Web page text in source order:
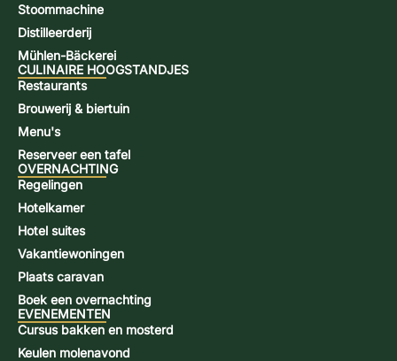
Stoommachine
Distilleerderij
Mühlen-Bäckerei
CULINAIRE HOOGSTANDJES
Restaurants
Brouwerij & biertuin
Menu's
Reserveer een tafel
OVERNACHTING
Regelingen
Hotelkamer
Hotel suites
Vakantiewoningen
Plaats caravan
Boek een overnachting
EVENEMENTEN
Cursus bakken en mosterd
Keulen molenavond